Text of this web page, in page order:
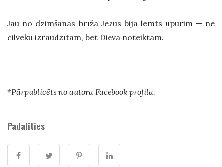
Jau no dzimšanas brīža Jēzus bija lemts upurim — ne
cilvēku izraudzītam, bet Dieva noteiktam.
*Pārpublicēts no autora Facebook profila.
Padalīties